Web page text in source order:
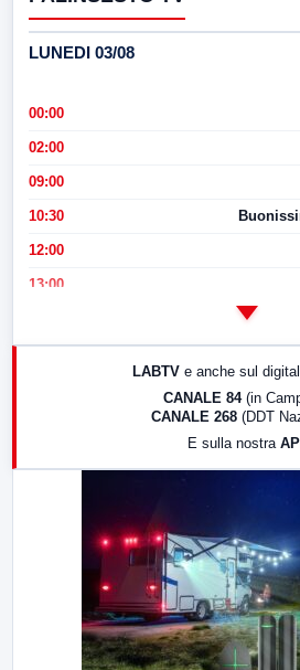
LUNEDI 03/08
00:00
02:00
09:00
10:30
12:00
13:00
LABTV e anche sul
CANALE 84 (in
CANALE 268 (DDT
E sulla nostra